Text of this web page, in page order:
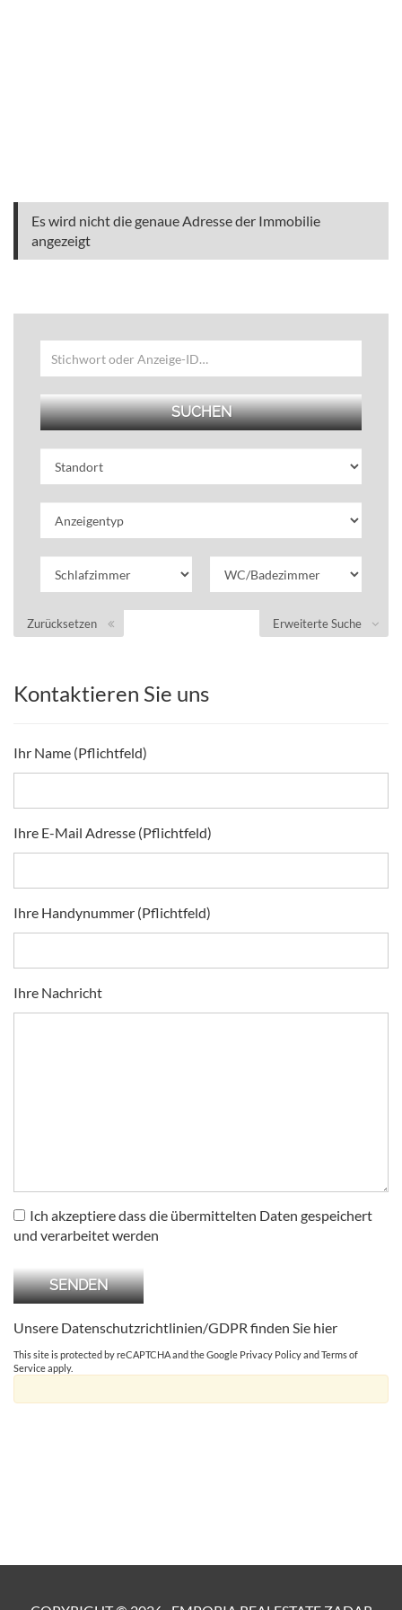
Es wird nicht die genaue Adresse der Immobilie
angezeigt
Erweiterte Suche
Zurücksetzen
Kontaktieren Sie uns
Ihr Name (Pflichtfeld)
Ihre E-Mail Adresse (Pflichtfeld)
Ihre Handynummer (Pflichtfeld)
Ihre Nachricht
Ich akzeptiere dass die übermittelten Daten gespeichert
und verarbeitet werden
Unsere Datenschutzrichtlinien/GDPR finden Sie hier
This site is protected by reCAPTCHA and the Google Privacy Policyand Terms of
Serviceapply.